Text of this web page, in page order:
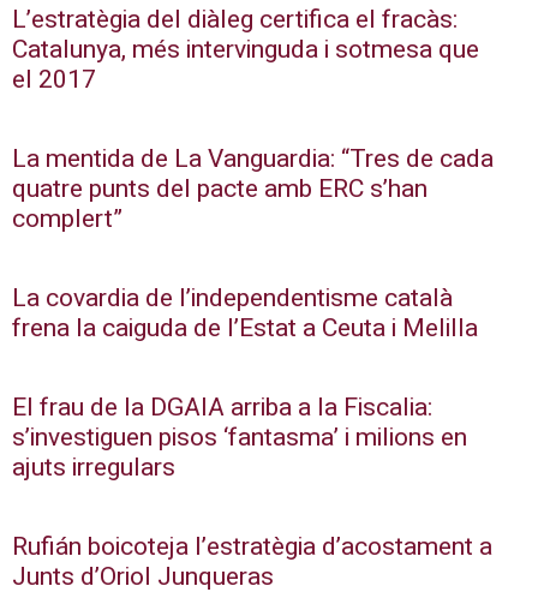
L’estratègia del diàleg certifica el fracàs:
Catalunya, més intervinguda i sotmesa que
el 2017
La mentida de La Vanguardia: “Tres de cada
quatre punts del pacte amb ERC s’han
complert”
La covardia de l’independentisme català
frena la caiguda de l’Estat a Ceuta i Melilla
El frau de la DGAIA arriba a la Fiscalia:
s’investiguen pisos ‘fantasma’ i milions en
ajuts irregulars
Rufián boicoteja l’estratègia d’acostament a
Junts d’Oriol Junqueras